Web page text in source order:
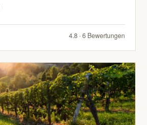
4.8 · 6 Bewertungen